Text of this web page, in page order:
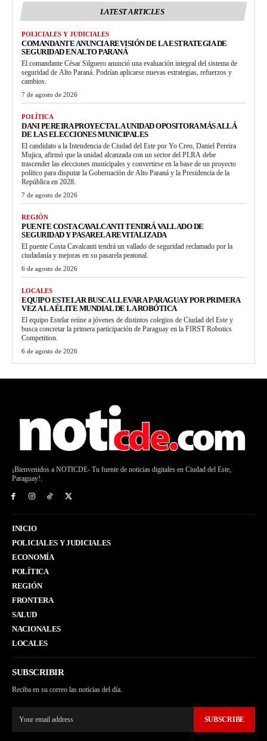
LATEST ARTICLES
POLICIALES Y JUDICIALES
COMANDANTE ANUNCIA REVISIÓN DE LA ESTRATEGIA DE
SEGURIDAD EN ALTO PARANÁ
El comandante César Silguero anunció una evaluación integral del sistema de
seguridad de Alto Paraná. Podrían aplicarse nuevas estrategias, refuerzos y
cambios.
7 de agosto de 2026
POLÍTICA
DANI PEREIRA PROYECTA LA UNIDAD OPOSITORA MÁS ALLÁ
DE LAS ELECCIONES MUNICIPALES
El candidato a la Intendencia de Ciudad del Este por Yo Creo, Daniel Pereira
Mujica, afirmó que la unidad alcanzada con un sector del PLRA debe
trascender las elecciones municipales y convertirse en la base de un proyecto
político para disputar la Gobernación de Alto Paraná y la Presidencia de la
República en 2028.
7 de agosto de 2026
REGIÓN
PUENTE COSTA CAVALCANTI TENDRÁ VALLADO DE
SEGURIDAD Y PASARELA REVITALIZADA
El puente Costa Cavalcanti tendrá un vallado de seguridad reclamado por la
ciudadanía y mejoras en su pasarela peatonal.
6 de agosto de 2026
LOCALES
EQUIPO ESTELAR BUSCA LLEVAR A PARAGUAY POR PRIMERA
VEZ A LA ÉLITE MUNDIAL DE LA ROBÓTICA
El equipo Estelar reúne a jóvenes de distintos colegios de Ciudad del Este y
busca concretar la primera participación de Paraguay en la FIRST Robotics
Competition.
6 de agosto de 2026
¡Bienvenidos a NOTICDE- Tu fuente de noticias digitales en Ciudad del Este,
Paraguay!.
INICIO
POLICIALES Y JUDICIALES
ECONOMÍA
POLÍTICA
REGIÓN
FRONTERA
SALUD
NACIONALES
LOCALES
SUBSCRIBIR
Reciba en su correo las noticias del día.
SUBSCRIBE